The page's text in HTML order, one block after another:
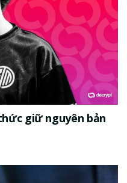
giữ nguyên bản